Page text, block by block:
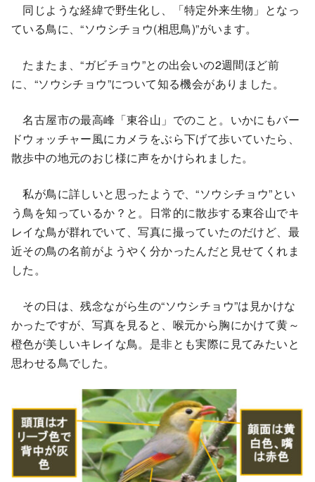
同じような経緯で野生化し、「特定外来生物」となっ
ている鳥に、“ソウシチョウ(相思鳥)”がいます。
たまたま、“ガビチョウ”との出会いの2週間ほど前
に、“ソウシチョウ”について知る機会がありました。
名古屋市の最高峰「東谷山」でのこと。いかにもバー
ドウォッチャー風にカメラをぶら下げて歩いていたら、
散歩中の地元のおじ様に声をかけられました。
私が鳥に詳しいと思ったようで、“ソウシチョウ”とい
う鳥を知っているか？と。日常的に散歩する東谷山でキ
レイな鳥が群れでいて、写真に撮っていたのだけど、最
近その鳥の名前がようやく分かったんだと見せてくれま
した。
その日は、残念ながら生の“ソウシチョウ”は見かけな
かったですが、写真を見ると、喉元から胸にかけて黄～
橙色が美しいキレイな鳥。是非とも実際に見てみたいと
思わせる鳥でした。